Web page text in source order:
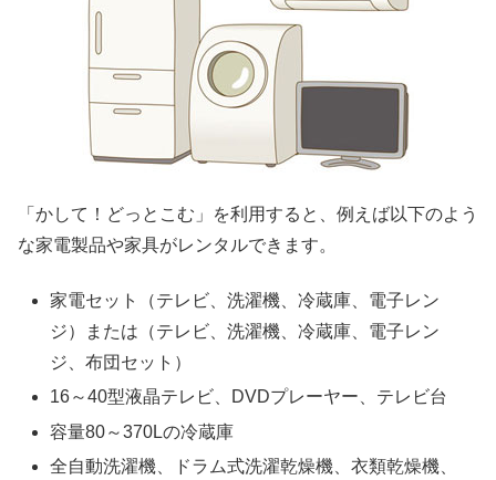
「かして！どっとこむ」を利用すると、例えば以下のよう
な家電製品や家具がレンタルできます。
家電セット（テレビ、洗濯機、冷蔵庫、電子レン
ジ）または（テレビ、洗濯機、冷蔵庫、電子レン
ジ、布団セット）
16～40型液晶テレビ、DVDプレーヤー、テレビ台
容量80～370Lの冷蔵庫
全自動洗濯機、ドラム式洗濯乾燥機、衣類乾燥機、